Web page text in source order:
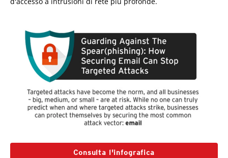
Consulta l'infografica